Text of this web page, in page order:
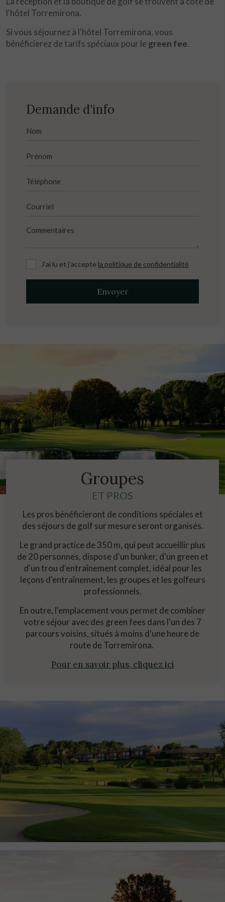
l'hôtel Torremirona.
Si vous séjournez à l'hôtel Torremirona, vous
bénéficierez de tarifs spéciaux pour legreen fee.
Demande d'info
J'ai lu et j'accepte la politique de confidentialité
Envoyer
Groupes
ET PROS
Les pros bénéficieront de conditions spéciales et
des séjours de golf sur mesure seront organisés.
Le grand practice de 350 m, qui peut accueillir plus
de 20 personnes, dispose d'un bunker, d'un green et
d'un trou d'entraînement complet, idéal pour les
leçons d'entraînement, les groupes et les golfeurs
professionnels.
En outre, l'emplacement vous permet de combiner
votre séjour avec des green fees dans l'un des 7
parcours voisins, situés à moins d'une heure de
route de Torremirona.
Pour en savoir plus, cliquez ici